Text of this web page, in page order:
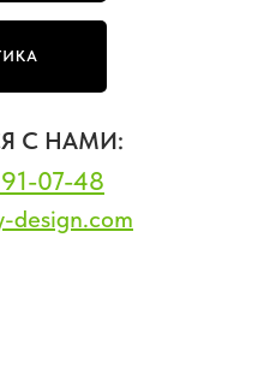
С НАМИ:
07-48
design.com